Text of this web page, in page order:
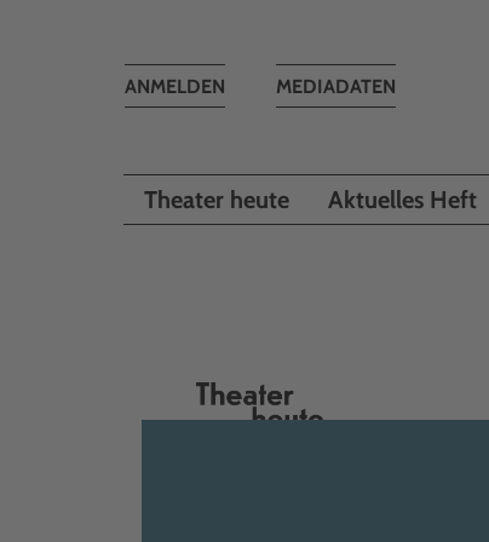
MEDIADATEN
Toggle
ANMELDEN
Theater heute Aktuelles Heft